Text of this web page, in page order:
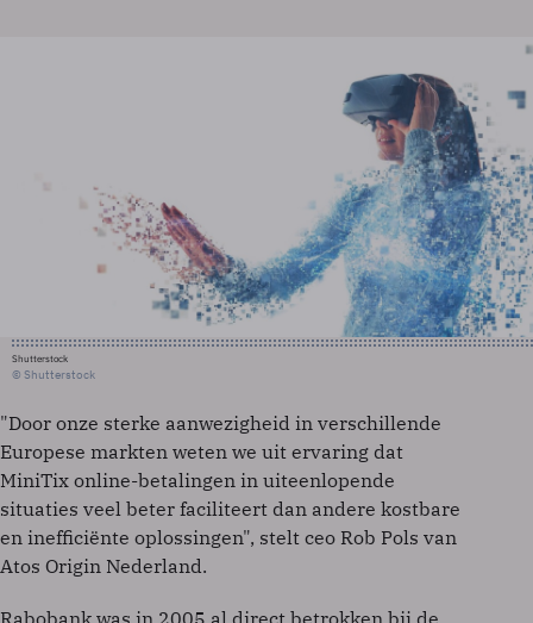
Shutterstock
© Shutterstock
"Door onze sterke aanwezigheid in verschillende
Europese markten weten we uit ervaring dat
MiniTix online-betalingen in uiteenlopende
situaties veel beter faciliteert dan andere kostbare
en inefficiënte oplossingen", stelt ceo Rob Pols van
Atos Origin Nederland.
Rabobank was in 2005 al direct betrokken bij de